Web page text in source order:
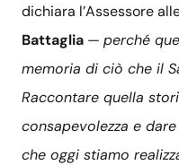
dichiara l’Assessore
Battaglia — perché
memoria di ciò che il
Raccontare quella
consapevolezza e
che oggi stiamo